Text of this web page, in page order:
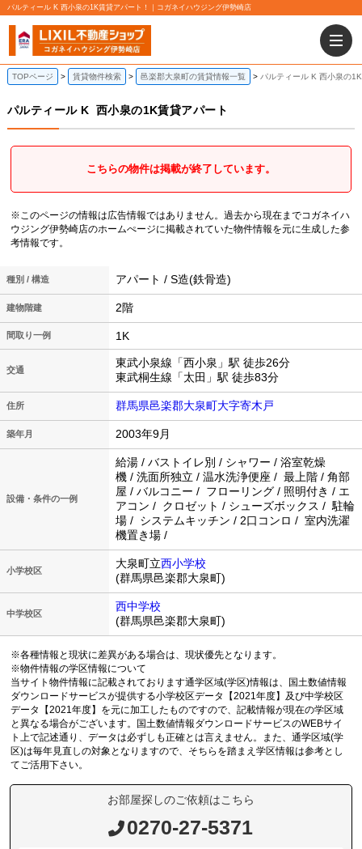
パルティール K 西小泉の1K賃貸アパート！｜コガネイハウジング伊勢崎店
TOPページ 賃貸物件検索 邑楽郡大泉町の賃貸情報一覧 パルティール K 西小泉の
パルティール K 西小泉の1K賃貸アパート
こちらの物件は掲載が終了しています。
※このページの情報は広告情報ではありません。過去から現在までコガネイハ
ウジング伊勢崎店のホームぺージに掲載されていた物件情報を元に生成した参
考情報です。
種別 / 構造 アパート / S造(鉄骨造)
建物階建 2階
間取り一例 1K
交通
東武小泉線「西小泉」駅 徒歩26分
東武桐生線「太田」駅 徒歩83分
住所 群馬県邑楽郡大泉町大字寄木戸
築年月 2003年9月
設備・条件の一例
給湯 / バストイレ別 / シャワー / 浴室乾燥
機 / 洗面所独立 / 温水洗浄便座 / 最上階 / 角部
屋 / バルコニー / フローリング / 照明付き / エ
アコン / クロゼット / シューズボックス / 駐輪
場 / システムキッチン / 2口コンロ / 室内洗濯
機置き場 /
小学校区
大泉町立西小学校
(群馬県邑楽郡大泉町)
中学校区
西中学校
(群馬県邑楽郡大泉町)
※各種情報と現状に差異がある場合は、現状優先となります。
※物件情報の学区情報について
当サイト物件情報に記載されております通学区域(学区)情報は、国土数値情報
ダウンロードサービスが提供する小学校区データ【2021年度】及び中学校区
データ【2021年度】を元に加工したものですので、記載情報が現在の学区域
と異なる場合がございます。国土数値情報ダウンロードサービスのWEBサイ
ト上で記述通り、データは必ずしも正確とは言えません。また、通学区域(学
区)は毎年見直しの対象となりますので、そちらを踏まえ学区情報は参考とし
てご活用下さい。
お部屋探しのご依頼はこちら
0270-27-5371